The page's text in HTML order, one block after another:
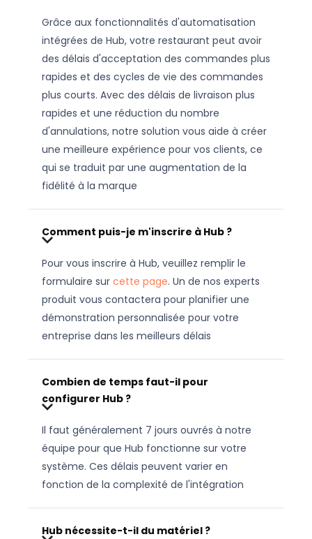
Grâce aux fonctionnalités d'automatisation
intégrées de Hub, votre restaurant peut avoir
des délais d'acceptation des commandes plus
rapides et des cycles de vie des commandes
plus courts. Avec des délais de livraison plus
rapides et une réduction du nombre
d'annulations, notre solution vous aide à créer
une meilleure expérience pour vos clients, ce
qui se traduit par une augmentation de la
fidélité à la marque
Comment puis-je m'inscrire à Hub ?
Pour vous inscrire à Hub, veuillez remplir le
formulaire sur cette page. Un de nos experts
produit vous contactera pour planifier une
démonstration personnalisée pour votre
entreprise dans les meilleurs délais
Combien de temps faut-il pour
configurer Hub ?
Il faut généralement 7 jours ouvrés à notre
équipe pour que Hub fonctionne sur votre
système. Ces délais peuvent varier en
fonction de la complexité de l'intégration
Hub nécessite-t-il du matériel ?